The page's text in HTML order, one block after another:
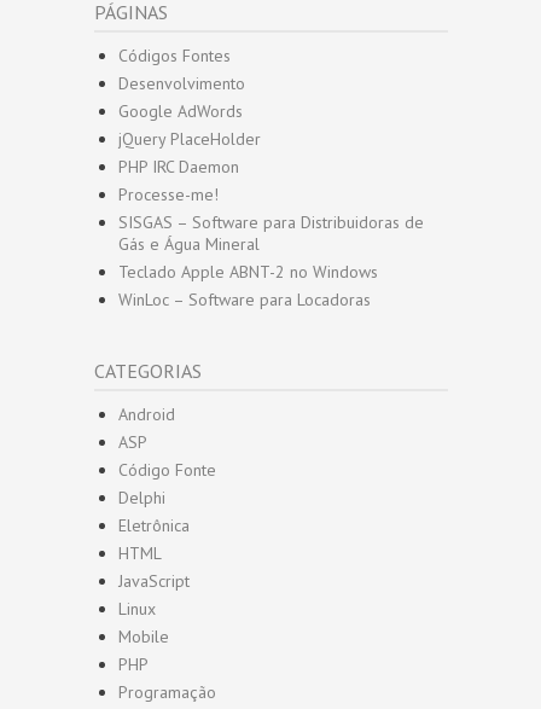
PÁGINAS
Códigos Fontes
Desenvolvimento
Google AdWords
jQuery PlaceHolder
PHP IRC Daemon
Processe-me!
SISGAS – Software para Distribuidoras de
Gás e Água Mineral
Teclado Apple ABNT-2 no Windows
WinLoc – Software para Locadoras
CATEGORIAS
Android
ASP
Código Fonte
Delphi
Eletrônica
HTML
JavaScript
Linux
Mobile
PHP
Programação